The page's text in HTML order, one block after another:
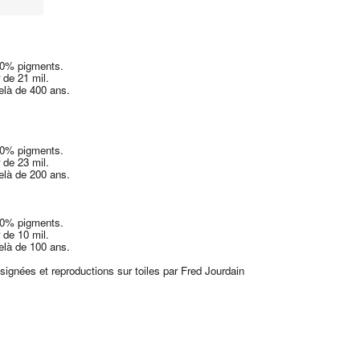
pigments.
21 mil.
de 400 ans.
pigments.
23 mil.
de 200 ans.
pigments.
10 mil.
de 100 ans.
et reproductions sur toiles par Fred Jourdain